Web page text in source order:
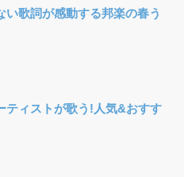
い歌詞が感動する邦楽の春う
ティストが歌う!人気&おすす